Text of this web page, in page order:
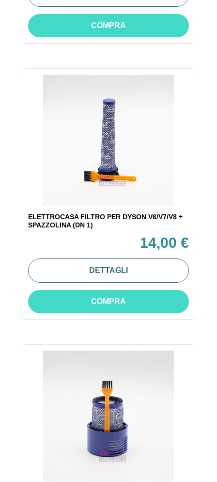
COMPRA
ELETTROCASA FILTRO PER DYSON V6/V7/V8 +
SPAZZOLINA (DN 1)
14,00 €
DETTAGLI
COMPRA